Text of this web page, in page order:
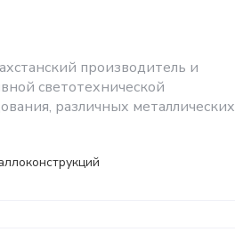
производитель и
светотехнической
различных металлических